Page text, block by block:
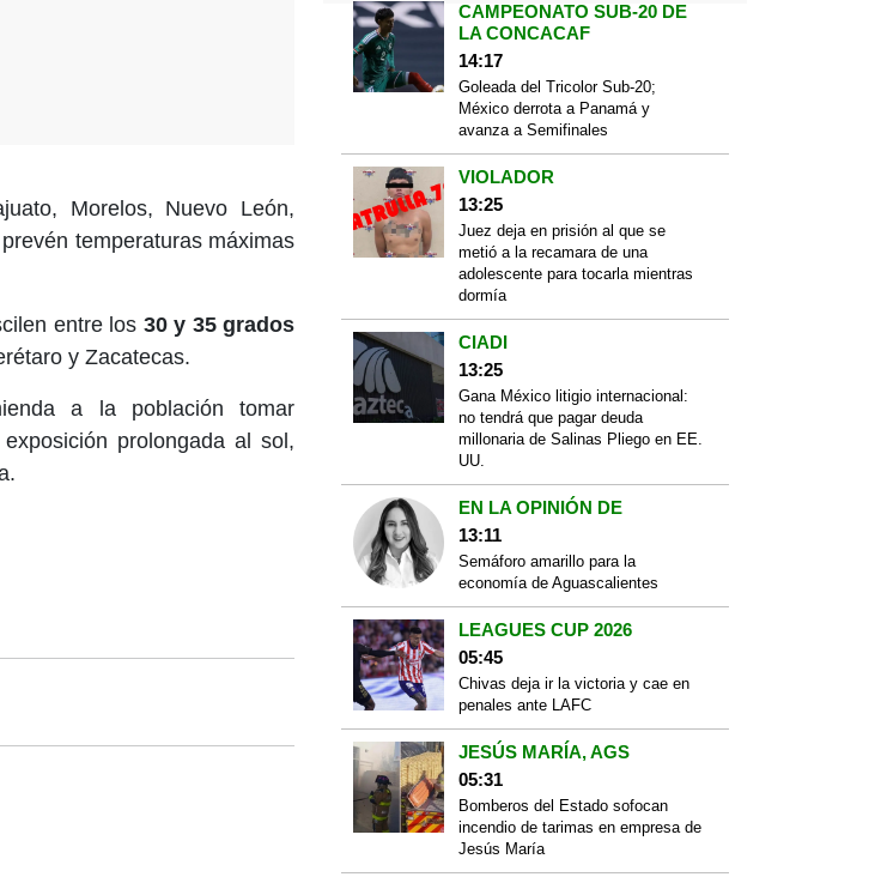
Morelos, Nuevo León,
temperaturas máximas
entre los 30 y 35 grados
y Zacatecas.
a la población tomar
prolongada al sol,
CAMPEONATO SUB-20 DE
LA CONCACAF
14:17
Goleada del Tricolor Sub-20;
México derrota a Panamá y
avanza a Semifinales
VIOLADOR
13:25
Juez deja en prisión al que se
metió a la recamara de una
adolescente para tocarla mientras
dormía
CIADI
13:25
Gana México litigio internacional:
no tendrá que pagar deuda
millonaria de Salinas Pliego en EE.
UU.
EN LA OPINIÓN DE
13:11
Semáforo amarillo para la
economía de Aguascalientes
LEAGUES CUP 2026
05:45
Chivas deja ir la victoria y cae en
penales ante LAFC
JESÚS MARÍA, AGS
05:31
Bomberos del Estado sofocan
incendio de tarimas en empresa de
Jesús María